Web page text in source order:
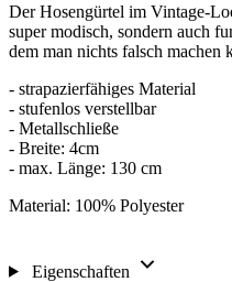
Der Hosengürtel im Vintage-
super modisch, sondern auch
dem man nichts falsch machen
- strapazierfähiges Material
- stufenlos verstellbar
- Metallschließe
- Breite: 4cm
- max. Länge: 130 cm
Material: 100% Polyester
Eigenschaften